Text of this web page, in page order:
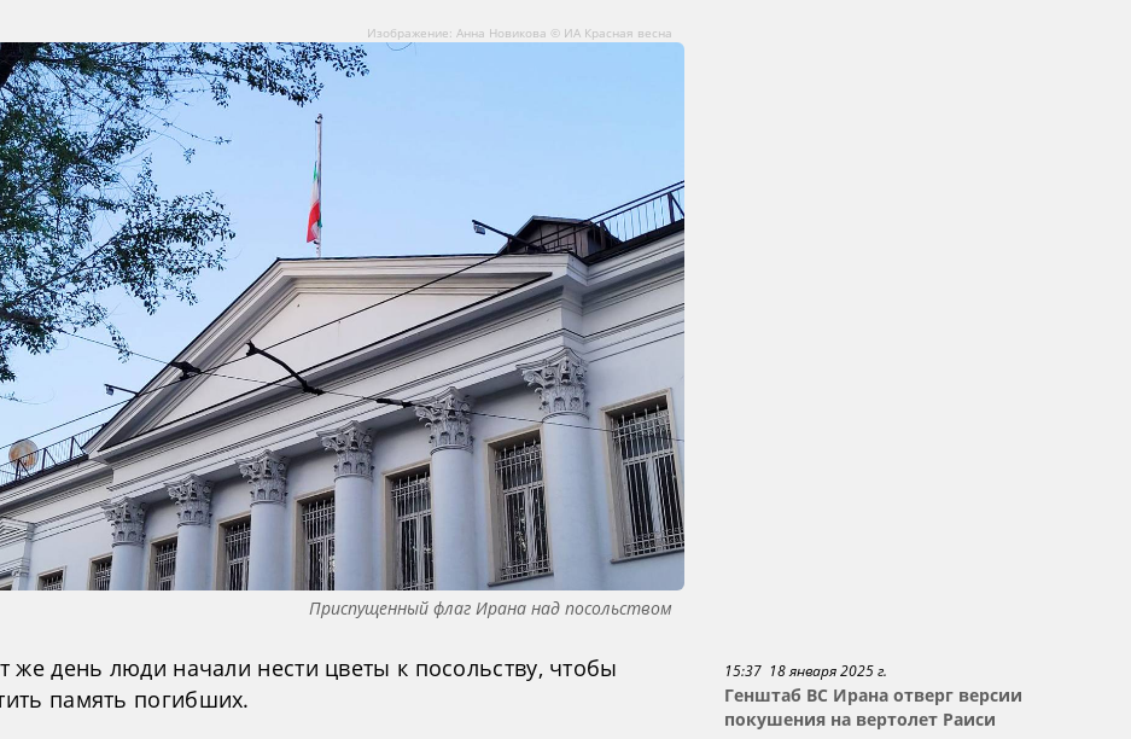
Изображение: Анна Новикова © ИА Красная весна
Приспущенный флаг Ирана над посольством
же день люди начали нести цветы к посольству, чтобы
память погибших.
15:37 18 января 2025 г.
Генштаб ВС Ирана отверг версии
покушения на вертолет Раиси